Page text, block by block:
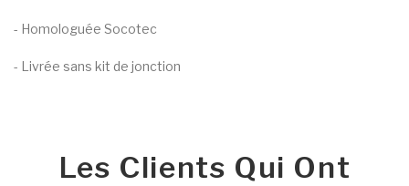
- Homologuée Socotec
- Livrée sans kit de jonction
Les Clients Qui Ont